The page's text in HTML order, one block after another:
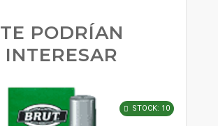
TE PODRÍAN
INTERESAR
STOCK: 10